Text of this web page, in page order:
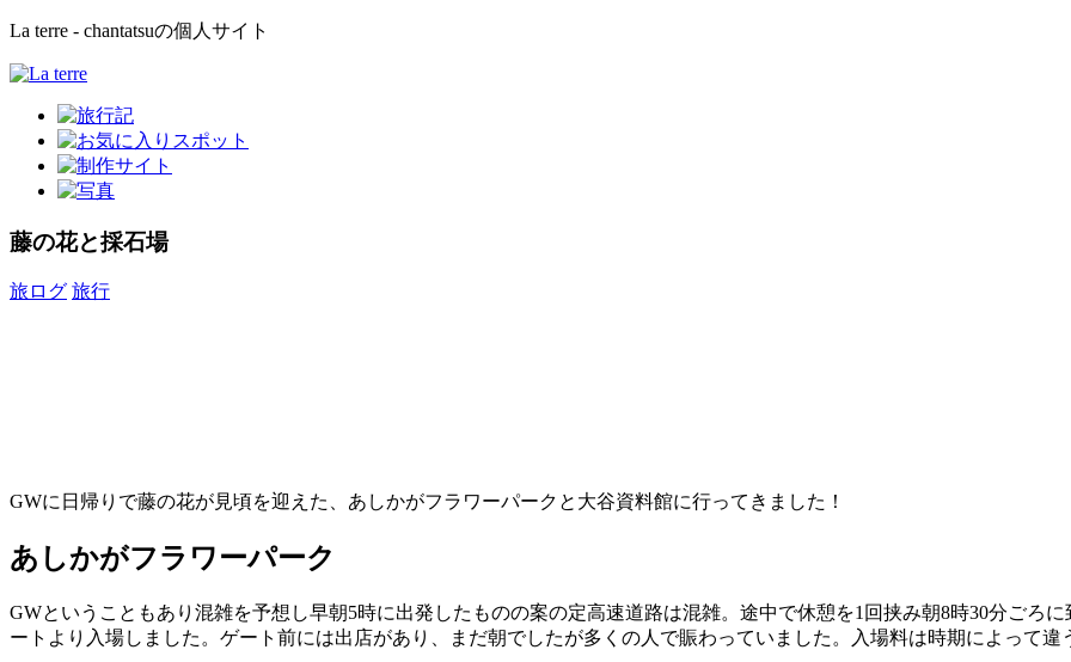
La terre - chantatsuの個人サイト
藤の花と採石場
旅ログ 旅行
GWに日帰りで藤の花が見頃を迎えた、あしかがフラワーパークと大谷資料館に行ってきました！
あしかがフラワーパーク
GWということもあり混雑を予想し早朝5時に出発したものの案の定高速道路は混雑。途中で休憩を1回挟み朝8時30分ごろ
ートより入場しました。ゲート前には出店があり、まだ朝でしたが多くの人で賑わっていました。入場料は時期によって違